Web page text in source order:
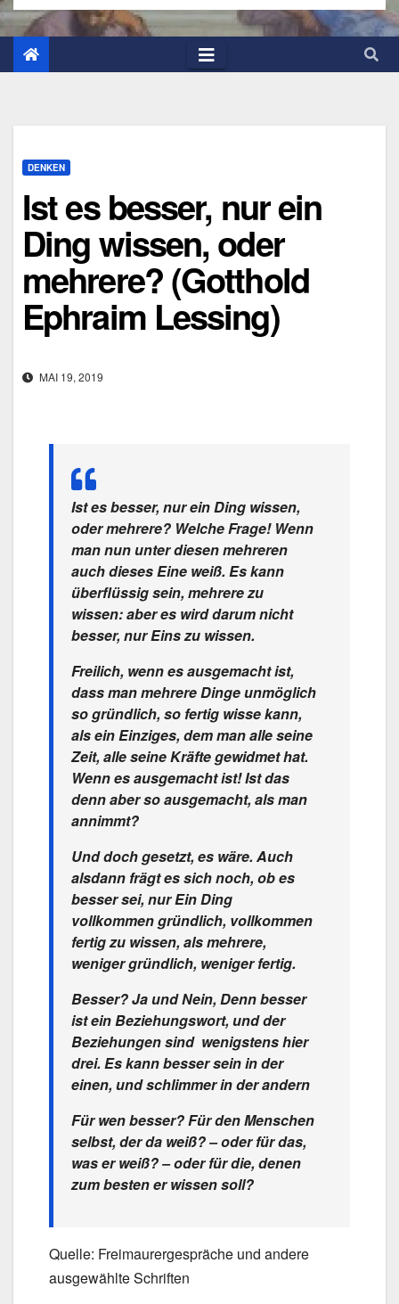
DENKEN
Ist es besser, nur ein
Ding wissen, oder
mehrere? (Gotthold
Ephraim Lessing)
MAI 19, 2019
Ist es besser, nur ein Ding wissen,
oder mehrere? Welche Frage! Wenn
man nun unter diesen mehreren
auch diesesEine weiß. Es kann
überflüssig sein, mehrere zu
wissen: aber es wird darum nicht
besser, nurEinszu wissen.
Freilich, wenn es ausgemacht ist,
dass man mehrere Dinge unmöglich
so gründlich, so fertig wisse kann,
als ein Einziges, dem man alle seine
Zeit, alle seine Kräfte gewidmet hat.
Wenn es ausgemacht ist! Ist das
denn aber so ausgemacht, als man
annimmt?
Und doch gesetzt, es wäre. Auch
alsdann frägt es sich noch, ob es
besser sei, nurEinDing
vollkommen gründlich, vollkommen
fertig zu wissen, als mehrere,
weniger gründlich, weniger fertig.
Besser? Ja und Nein, Dennbesser
ist ein Beziehungswort, und der
Beziehungen sind wenigstens hier
drei. Es kann besser sein in der
einen, und schlimmer in der andern
Für wen besser? Für den Menschen
selbst, der da weiß? – oder für das,
was er weiß? – oder für die, denen
zum besten er wissen soll?
Quelle: Freimaurergespräche und andere
ausgewählte Schriften